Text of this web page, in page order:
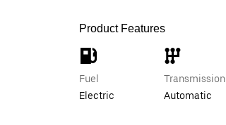
Product Features
Fuel
Electric
Transmission
Automatic